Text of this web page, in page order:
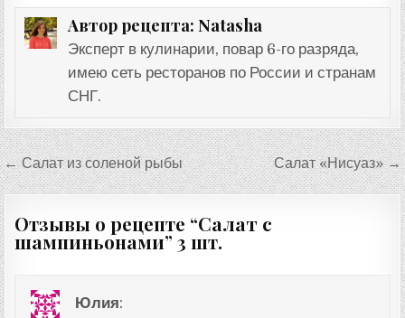
Автор рецепта: Natasha
Эксперт в кулинарии, повар 6-го разряда,
имею сеть ресторанов по России и странам
СНГ.
Навигация
по
записям
← Салат из соленой рыбы Салат «Нисуаз» →
Отзывы о рецепте “Салат с
шампиньонами” 3 шт.
Юлия: